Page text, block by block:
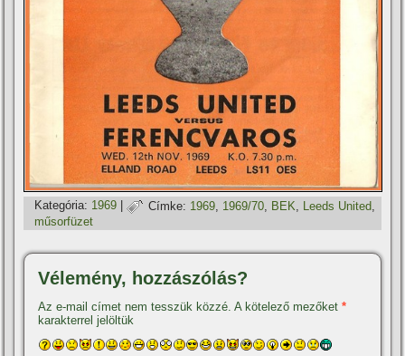
Kategória: 1969 | Címke: 1969 1969/70 BEK Leeds United
műsorfüzet
Vélemény, hozzászólás?
Az e-mail címet nem tesszük közzé. A kötelező mezőket*
karakterrel jelöltük